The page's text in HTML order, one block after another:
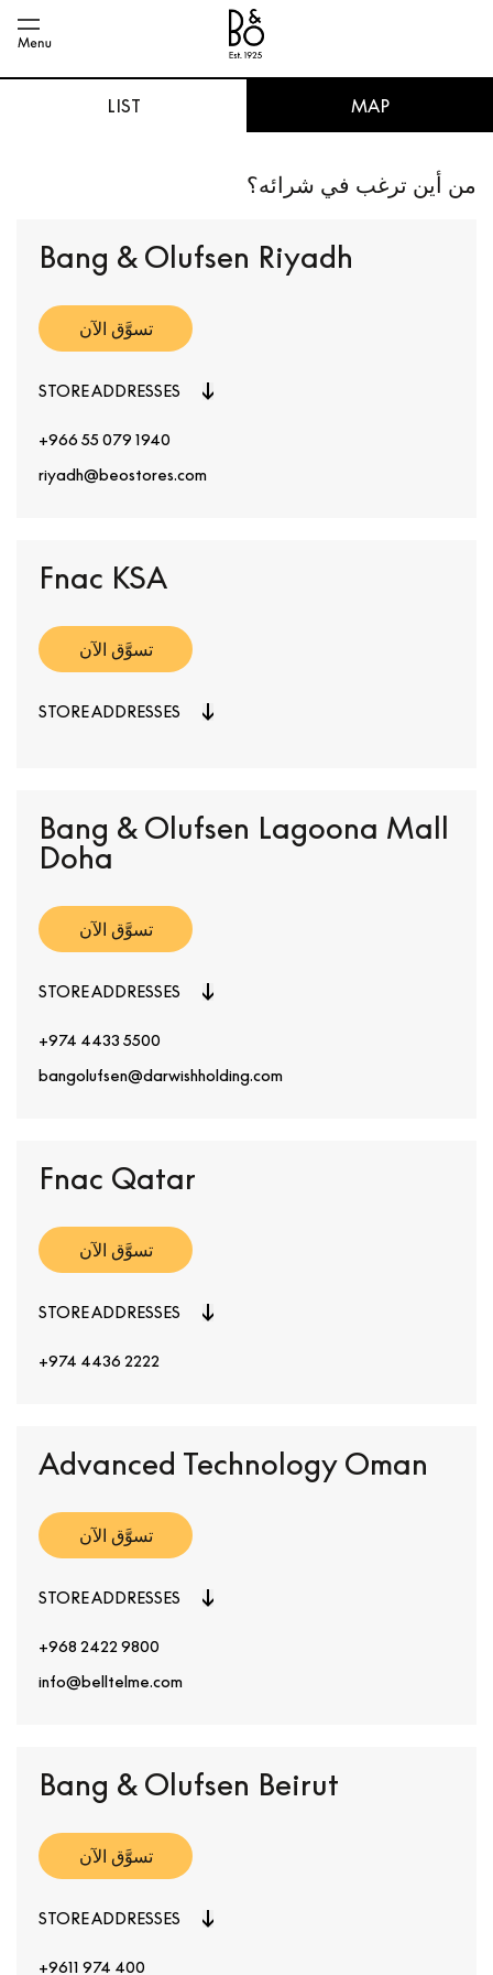
LIST MAP
من أين ترغب في شرائه؟
Bang & Olufsen Riyadh
تسوَّق الآن
STORE ADDRESSES
+966 55 079 1940
riyadh@beostores.com
Fnac KSA
تسوَّق الآن
STORE ADDRESSES
Bang & Olufsen Lagoona Mall
Doha
تسوَّق الآن
STORE ADDRESSES
+974 4433 5500
bangolufsen@darwishholding.com
Fnac Qatar
تسوَّق الآن
STORE ADDRESSES
+974 4436 2222
Advanced Technology Oman
تسوَّق الآن
STORE ADDRESSES
+968 2422 9800
info@belltelme.com
Bang & Olufsen Beirut
تسوَّق الآن
STORE ADDRESSES
+9611 974 400